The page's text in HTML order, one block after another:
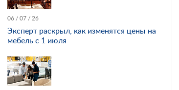
06 / 07 / 26
Эксперт раскрыл, как изменятся цены на
мебель с 1 июля